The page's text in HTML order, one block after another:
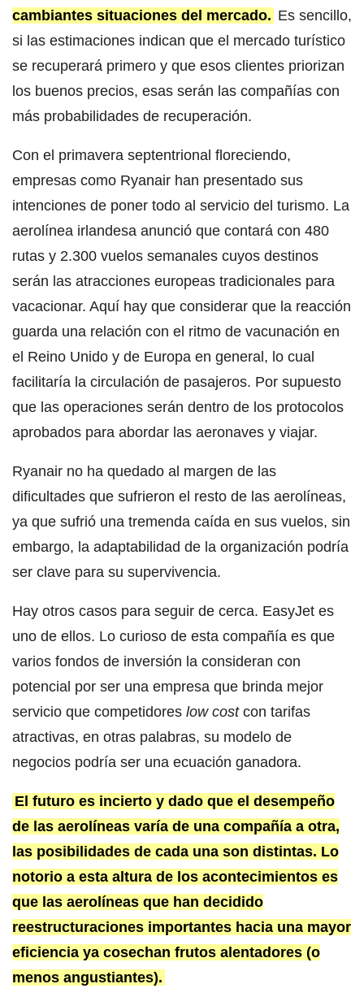
cambiantes situaciones del mercado. Es sencillo,
si las estimaciones indican que el mercado turístico
se recuperará primero y que esos clientes priorizan
los buenos precios, esas serán las compañías con
más probabilidades de recuperación.
Con el primavera septentrional floreciendo,
empresas como Ryanair han presentado sus
intenciones de poner todo al servicio del turismo. La
aerolínea irlandesa anunció que contará con 480
rutas y 2.300 vuelos semanales cuyos destinos
serán las atracciones europeas tradicionales para
vacacionar. Aquí hay que considerar que la reacción
guarda una relación con el ritmo de vacunación en
el Reino Unido y de Europa en general, lo cual
facilitaría la circulación de pasajeros. Por supuesto
que las operaciones serán dentro de los protocolos
aprobados para abordar las aeronaves y viajar.
Ryanair no ha quedado al margen de las
dificultades que sufrieron el resto de las aerolíneas,
ya que sufrió una tremenda caída en sus vuelos, sin
embargo, la adaptabilidad de la organización podría
ser clave para su supervivencia.
Hay otros casos para seguir de cerca. EasyJet es
uno de ellos. Lo curioso de esta compañía es que
varios fondos de inversión la consideran con
potencial por ser una empresa que brinda mejor
servicio que competidores low cost con tarifas
atractivas, en otras palabras, su modelo de
negocios podría ser una ecuación ganadora.
El futuro es incierto y dado que el desempeño
de las aerolíneas varía de una compañía a otra,
las posibilidades de cada una son distintas. Lo
notorio a esta altura de los acontecimientos es
que las aerolíneas que han decidido
reestructuraciones importantes hacia una mayor
eficiencia ya cosechan frutos alentadores (o
menos angustiantes).